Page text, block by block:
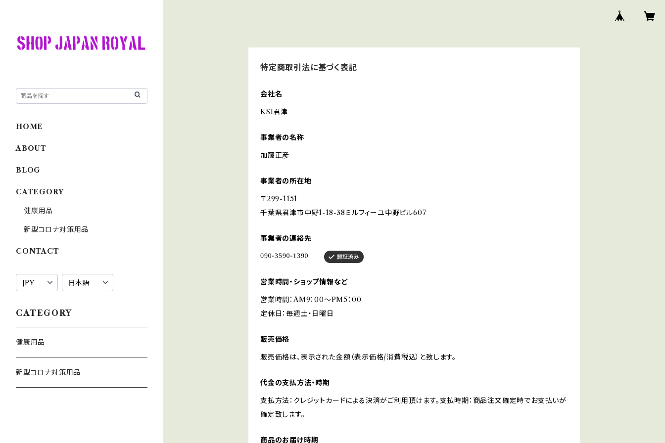
特定商取引法に基づく表記
会社名
KSI君津
事業者の名称
加藤正彦
事業者の所在地
〒299-1151
千葉県君津市中野1-18-38ミルフィーユ中野ビル607
事業者の連絡先
営業時間・ショップ情報など
営業時間：AM9：00～PM5：00
定休日：毎週土・日曜日
販売価格
販売価格は、表示された金額（表示価格/消費税込）と致します。
代金の支払方法・時期
支払方法：クレジットカードによる決済がご利用頂けます。支払時期：商品注文確定時でお支払いが
確定致します。
商品のお届け時期
HOME
ABOUT
BLOG
CATEGORY
健康用品
新型コロナ対策用品
CONTACT
CATEGORY
健康用品
新型コロナ対策用品